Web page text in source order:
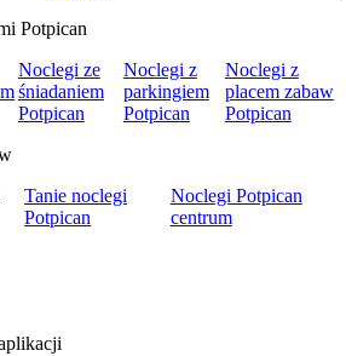
Potpican
Noclegi ze
śniadaniem
Potpican
Noclegi z
parkingiem
Potpican
Noclegi z
placem zabaw
Potpican
Tanie noclegi
Potpican
Noclegi Potpican
centrum